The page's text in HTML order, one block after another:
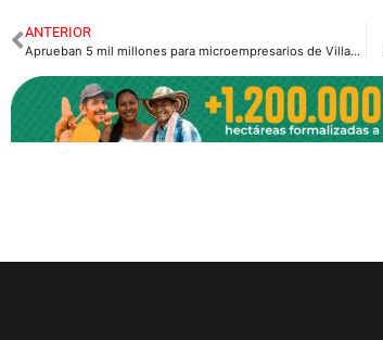
ANTERIOR
Aprueban 5 mil millones para microempresarios de Villavicencio